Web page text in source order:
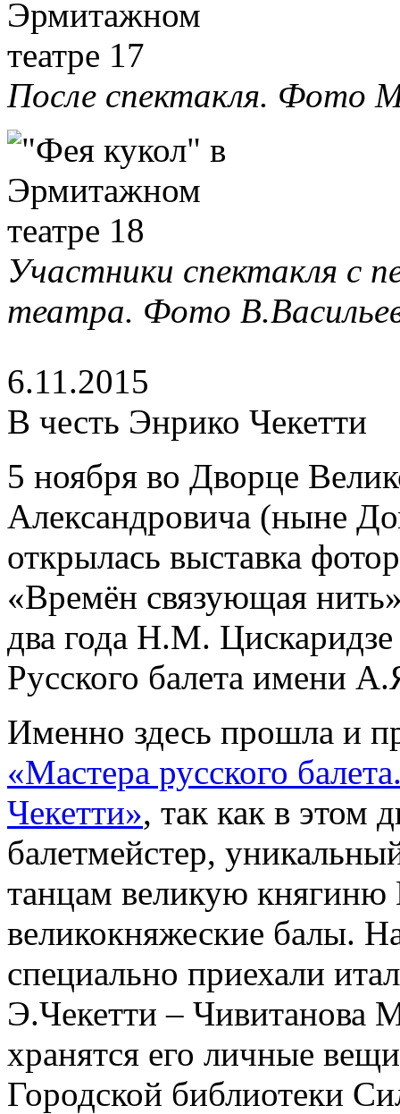
После спектакля. Фото
Участники спектакля с
театра. Фото
6.11.2015
В честь Энрико Чекетти
5 ноября во Дворце
Александровича (ныне
открылась выставка
«Времён связующая
два года Н.М.
Русского балета имени
Именно здесь прошла и
«Мастера русского
Чекетти», так как в этом
балетмейстер,
танцам великую
великокняжеские балы.
специально приехали
Э.Чекетти – Чивитанова
хранятся его личные
Городской библиотеки